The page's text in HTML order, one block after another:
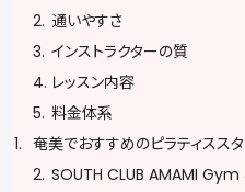
通いやすさ
インストラクターの質
レッスン内容
料金体系
奄美でおすすめのピラティスス
SOUTH CLUB AMAMI